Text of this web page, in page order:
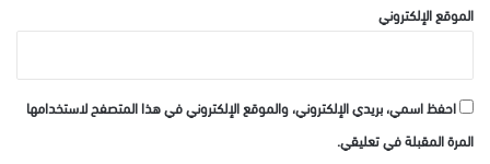
الموقع الإلكتروني
احفظ اسمي، بريدي الإلكتروني، والموقع الإلكتروني في هذا المتصفح لاستخدامها
المرة المقبلة في تعليقي.